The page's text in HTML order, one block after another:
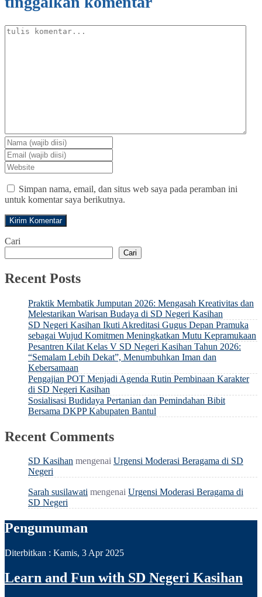
Simpan nama, email, dan situs web saya pada peramban ini
untuk komentar saya berikutnya.
Cari
Cari
Recent Posts
Praktik Membatik Jumputan 2026: Mengasah Kreativitas dan
Melestarikan Warisan Budaya di SD Negeri Kasihan
SD Negeri Kasihan Ikuti Akreditasi Gugus Depan Pramuka
sebagai Wujud Komitmen Meningkatkan Mutu Kepramukaan
Pesantren Kilat Kelas V SD Negeri Kasihan Tahun 2026:
“Semalam Lebih Dekat”, Menumbuhkan Iman dan
Kebersamaan
Pengajian POT Menjadi Agenda Rutin Pembinaan Karakter
di SD Negeri Kasihan
Sosialisasi Budidaya Pertanian dan Pemindahan Bibit
Bersama DKPP Kabupaten Bantul
Recent Comments
SD Kasihan mengenai Urgensi Moderasi Beragama di SD
Negeri
Sarah susilawati mengenai Urgensi Moderasi Beragama di
SD Negeri
Pengumuman
Diterbitkan : Kamis, 3 Apr 2025
Learn and Fun with SD Negeri Kasihan